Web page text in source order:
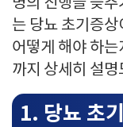
는 당뇨 초기증
어떻게 해야 하
까지 상세히 설명
1. 당뇨 초